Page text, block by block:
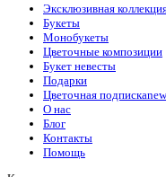
Эксклюзивная
Букеты
Монобукеты
Цветочные композиции
Букет невесты
Подарки
Цветочная подпискаnew
О нас
Блог
Контакты
Помощь